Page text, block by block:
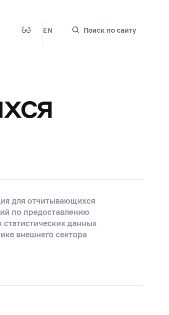
EN Поиск по сайту
для отчитывающихся
по предоставлению
статистических данных
внешнего сектора